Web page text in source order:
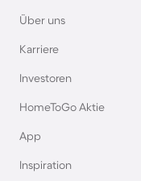
Ferienhäuser &
Rügen
Gardasee
Über uns
Karriere
Investoren
HomeToGo Aktie
App
Inspiration